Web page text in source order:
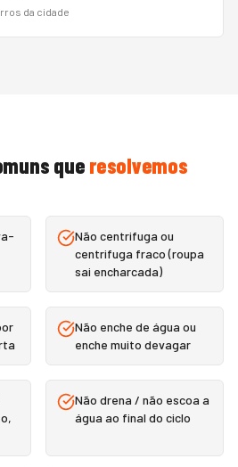
da cidade
que resolvemos
Não centrifuga ou
centrifuga fraco (roupa
sai encharcada)
Não enche de água ou
enche muito devagar
Não drena / não escoa a
água ao final do ciclo